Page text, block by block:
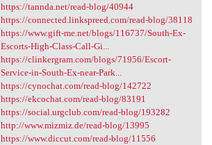
https://tannda.net/read-blog/40944
https://connected.linkspreed.com/read-blog/38118
https://www.gift-me.net/blogs/116737/South-Ex-
Escorts-High-Class-Call-Gi...
https://clinkergram.com/blogs/71956/Escort-
Service-in-South-Ex-near-Park...
https://cynochat.com/read-blog/142722
https://ekcochat.com/read-blog/83191
https://social.urgclub.com/read-blog/193282
http://www.mizmiz.de/read-blog/13995
https://www.diccut.com/read-blog/11556